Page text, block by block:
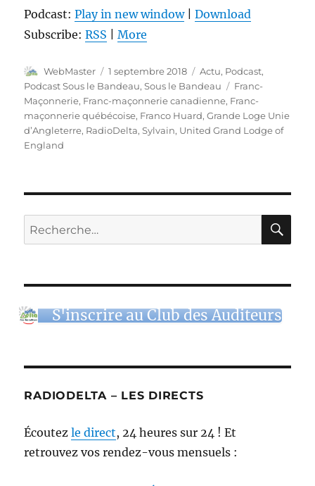
Podcast:Play in new window|Download
Subscribe:RSS |More
Auteur
WebMaster
Publié
le
1 septembre 2018 Catégories
Actu, Podcast,
Podcast Sous le Bandeau,Sous le Bandeau Étiquettes
Franc-
Maçonnerie, Franc-maçonnerie canadienne, Franc-
maçonnerie québécoise, Franco Huard,Grande Loge Unie
d’Angleterre, RadioDelta,Sylvain, United Grand Lodge of
England
Recherche
pour :
S'inscrire au Club des Auditeurs
RADIODELTA – LES DIRECTS
Écoutezle direct, 24 heures sur 24 ! Et
retrouvez vos rendez-vous mensuels :